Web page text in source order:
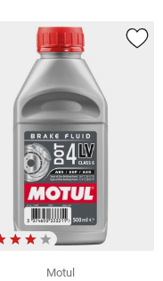
Motul